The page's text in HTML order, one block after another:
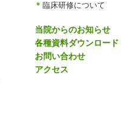
臨床研修について
当院からのお知らせ
各種資料ダウンロード
お問い合わせ
アクセス